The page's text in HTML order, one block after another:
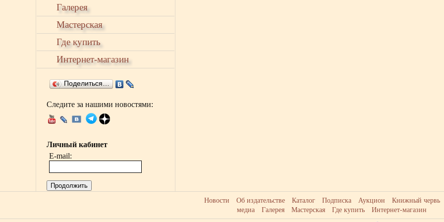
Галерея
Мастерская
Где купить
Интернет-магазин
Поделиться…
Следите за нашими новостями:
Личный кабинет
E-mail:
Продолжить
Новости Об издательстве Каталог Подписка Аукцион Книжный червь
медиа
Галерея Мастерская Где купить Интернет-магазин